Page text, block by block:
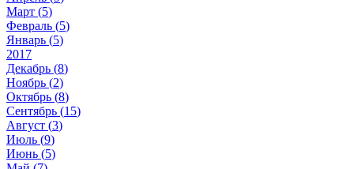
Март (5)
Февраль (5)
Январь (5)
2017
Декабрь (8)
Ноябрь (2)
Октябрь (8)
Сентябрь (15)
Август (3)
Июль (9)
Июнь (5)